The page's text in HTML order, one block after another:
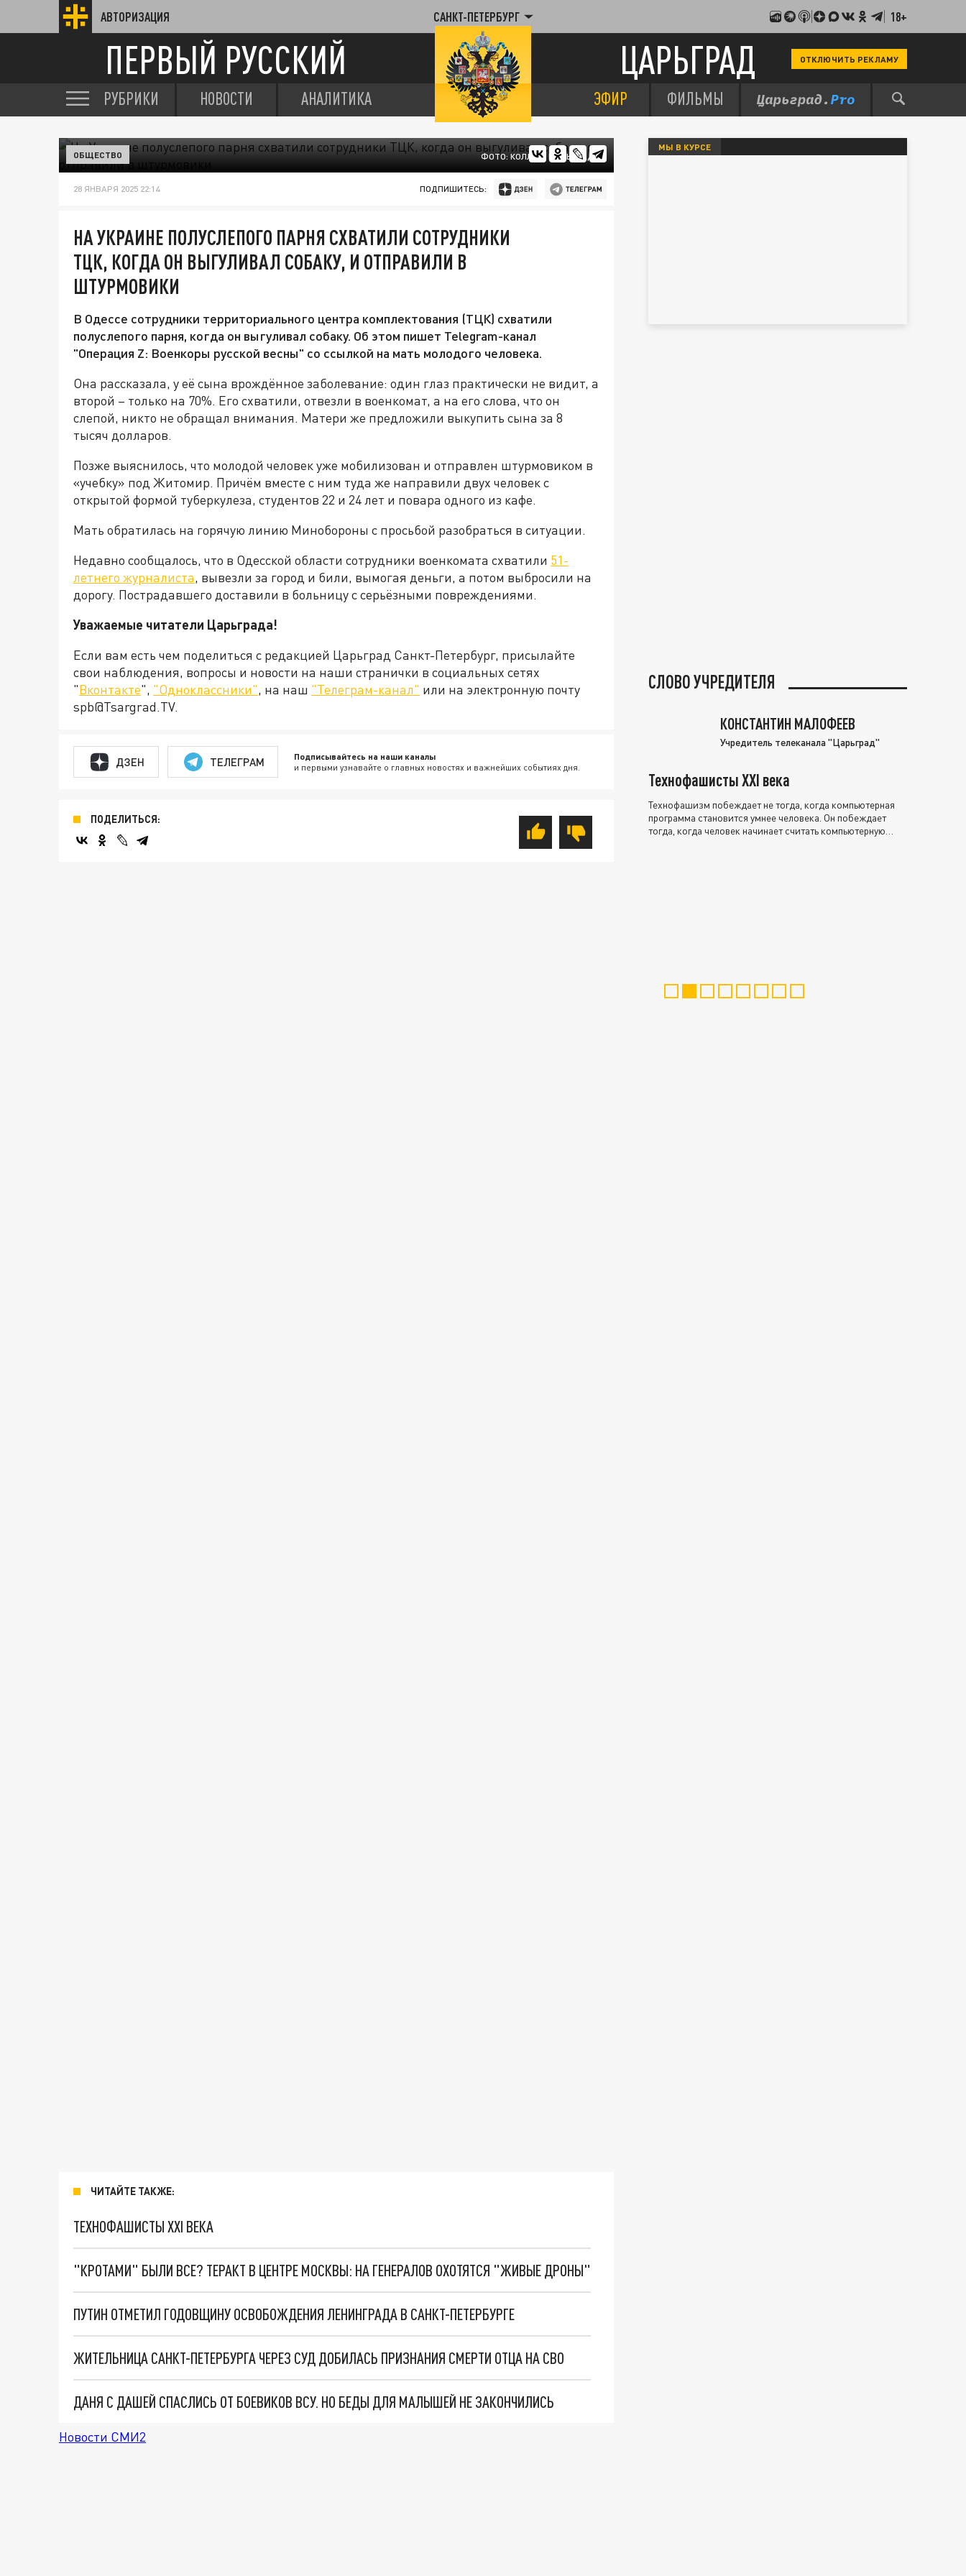
АВТОРИЗАЦИЯ САНКТ-ПЕТЕРБУРГ 18+
ПЕРВЫЙ РУССКИЙ ЦАРЬГРАД ОТКЛЮЧИТЬ РЕКЛАМУ
РУБРИКИ НОВОСТИ АНАЛИТИКА ЭФИР ФИЛЬМЫ
ФОТО: КОЛЛАЖ ЦАРЬГРАДА
ОБЩЕСТВО
28 ЯНВАРЯ 2025 22:14 ПОДПИШИТЕСЬ:
НА УКРАИНЕ ПОЛУСЛЕПОГО ПАРНЯ СХВАТИЛИ СОТРУДНИКИ
ТЦК, КОГДА ОН ВЫГУЛИВАЛ СОБАКУ, И ОТПРАВИЛИ В
ШТУРМОВИКИ
В Одессе сотрудники территориального центра комплектования (ТЦК) схватили
полуслепого парня, когда он выгуливал собаку. Об этом пишет Telegram-канал
"Операция Z: Военкоры русской весны" со ссылкой на мать молодого человека.
Она рассказала, у её сына врождённое заболевание: один глаз практически не видит, а
второй – только на 70%. Его схватили, отвезли в военкомат, а на его слова, что он
слепой, никто не обращал внимания. Матери же предложили выкупить сына за 8
тысяч долларов.
Позже выяснилось, что молодой человек уже мобилизован и отправлен штурмовиком в
«учебку» под Житомир. Причём вместе с ним туда же направили двух человек с
открытой формой туберкулеза, студентов 22 и 24 лет и повара одного из кафе.
Мать обратилась на горячую линию Минобороны с просьбой разобраться в ситуации.
Недавно сообщалось, что в Одесской области сотрудники военкомата схватили 51-
летнего журналиста, вывезли за город и били, вымогая деньги, а потом выбросили на
дорогу. Пострадавшего доставили в больницу с серьёзными повреждениями.
Уважаемые читатели Царьграда!
Если вам есть чем поделиться с редакцией Царьград Санкт-Петербург, присылайте
свои наблюдения, вопросы и новости на наши странички в социальных сетях
"Вконтакте", "Одноклассники", на наш "Телеграм-канал" или на электронную почту
spb@Tsargrad.TV.
ДЗЕН ТЕЛЕГРАМ Подписывайтесь на наши каналы
и первыми узнавайте о главных новостях и важнейших событиях дня.
ПОДЕЛИТЬСЯ:
ЧИТАЙТЕ ТАКЖЕ:
ТЕХНОФАШИСТЫ XXI ВЕКА
"КРОТАМИ" БЫЛИ ВСЕ? ТЕРАКТ В ЦЕНТРЕ МОСКВЫ: НА ГЕНЕРАЛОВ ОХОТЯТСЯ "ЖИВЫЕ ДРОНЫ"
ПУТИН ОТМЕТИЛ ГОДОВЩИНУ ОСВОБОЖДЕНИЯ ЛЕНИНГРАДА В САНКТ-ПЕТЕРБУРГЕ
ЖИТЕЛЬНИЦА САНКТ-ПЕТЕРБУРГА ЧЕРЕЗ СУД ДОБИЛАСЬ ПРИЗНАНИЯ СМЕРТИ ОТЦА НА СВО
ДАНЯ С ДАШЕЙ СПАСЛИСЬ ОТ БОЕВИКОВ ВСУ. НО БЕДЫ ДЛЯ МАЛЫШЕЙ НЕ ЗАКОНЧИЛИСЬ
Новости СМИ2
МЫ В КУРСЕ
СЛОВО УЧРЕДИТЕЛЯ
КОНСТАНТИН МАЛОФЕЕВ
Учредитель телеканала "Царьград"
Технофашисты XXI века
Технофашизм побеждает не тогда, когда компьютерная
программа становится умнее человека. Он побеждает
тогда, когда человек начинает считать компьютерную